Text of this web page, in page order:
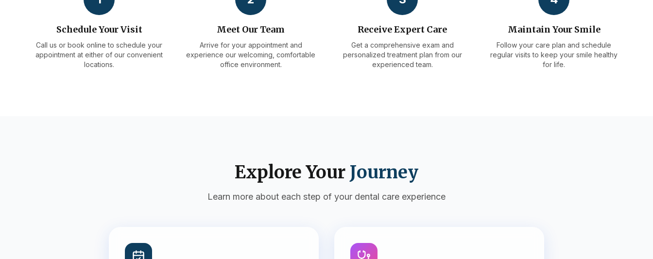
Schedule Your Visit
Call us or book online to schedule your
appointment at either of our convenient
locations.
Meet Our Team
Arrive for your appointment and
experience our welcoming, comfortable
office environment.
Receive Expert Care
Get a comprehensive exam and
personalized treatment plan from our
experienced team.
Maintain Your Smile
Follow your care plan and schedule
regular visits to keep your smile healthy
for life.
Explore Your Journey
Learn more about each step of your dental care experience